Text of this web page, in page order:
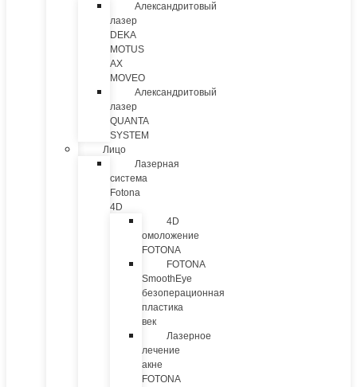
Александритовый
лазер
DEKA
MOTUS
AX
MOVEO
Александритовый
лазер
QUANTA
SYSTEM
Лицо
Лазерная
система
Fotona
4D
4D
омоложение
FOTONA
FOTONA
SmoothEye
безоперационная
пластика
век
Лазерное
лечение
акне
FOTONA